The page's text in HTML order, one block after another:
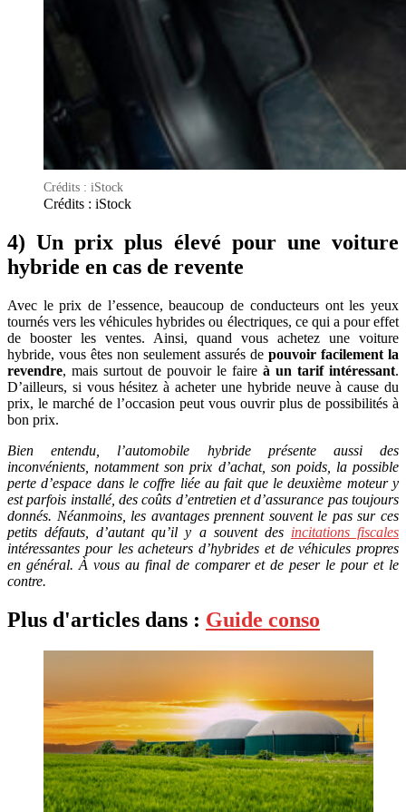
Crédits : iStock
Crédits : iStock
4) Un prix plus élevé pour une voiture
hybride en cas de revente
Avec le prix de l’essence, beaucoup de conducteurs ont les yeux
tournés vers les véhicules hybrides ou électriques, ce qui a pour effet
de booster les ventes. Ainsi, quand vous achetez une voiture
hybride, vous êtes non seulement assurés de pouvoir facilement la
revendre, mais surtout de pouvoir le faire à un tarif intéressant.
D’ailleurs, si vous hésitez à acheter une hybride neuve à cause du
prix, le marché de l’occasion peut vous ouvrir plus de possibilités à
bon prix.
Bien entendu, l’automobile hybride présente aussi des
inconvénients, notamment son prix d’achat, son poids, la possible
perte d’espace dans le coffre liée au fait que le deuxième moteur y
est parfois installé, des coûts d’entretien et d’assurance pas toujours
donnés. Néanmoins, les avantages prennent souvent le pas sur ces
petits défauts, d’autant qu’il y a souvent des incitations fiscales
intéressantes pour les acheteurs d’hybrides et de véhicules propres
en général. À vous au final de comparer et de peser le pour et le
contre.
Plus d'articles dans : Guide conso